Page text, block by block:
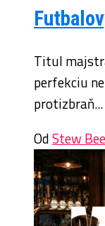
Titul
perfekciu
protizbraň...
OdStew Bee